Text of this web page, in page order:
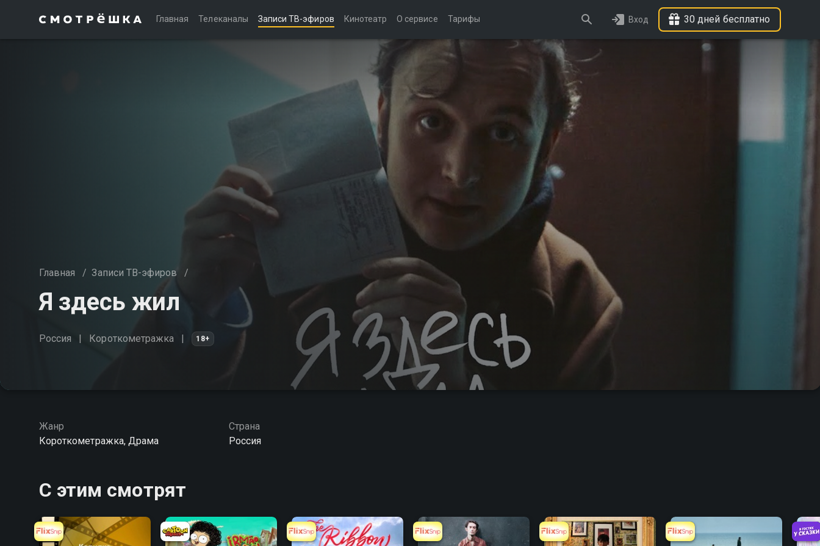
Главная Телеканалы Записи ТВ-эфиров Кинотеатр О сервисе Тарифы Вход 30 дней бесплатно
Главная / Записи ТВ-эфиров /
Я здесь жил
Россия Короткометражка 18+
Жанр
Короткометражка, Драма
Страна
Россия
С этим смотрят